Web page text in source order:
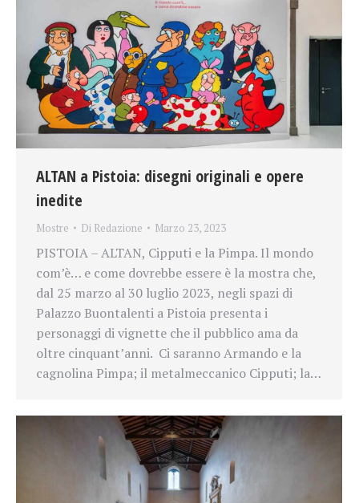
ALTAN a Pistoia: disegni originali e opere
inedite
Mostre Di Redazione Marzo 23, 2023
PISTOIA – ALTAN, Cipputi e la Pimpa. Il mondo
com’è… e come dovrebbe essere è la mostra che,
dal 25 marzo al 30 luglio 2023, negli spazi di
Palazzo Buontalenti a Pistoia presenta i
personaggi di vignette che il pubblico ama da
oltre cinquant’anni. Ci saranno Armando e la
cagnolina Pimpa; il metalmeccanico Cipputi; la…